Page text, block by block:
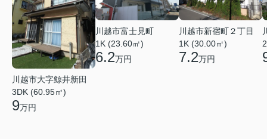
川越市大字鯨井新田
3DK (60.95㎡)
9万円
川越市富士見町
1K (23.60㎡)
6.2万円
川越市新宿町２丁目
1K (30.00㎡)
7.2万円